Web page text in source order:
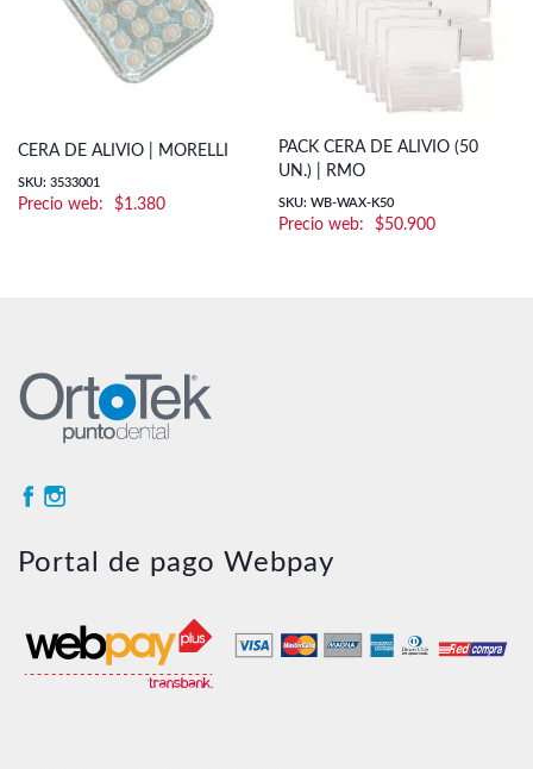
CERA DE ALIVIO | MORELLI
SKU: 3533001
$1.380
PACK CERA DE ALIVIO (50
UN.) | RMO
SKU: WB-WAX-K50
$50.900
Portal de pago Webpay